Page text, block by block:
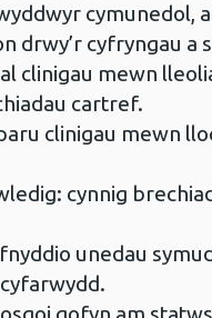
cymunedol,
drwy’r cyfryngau a
clinigau mewn
cartref.
clinigau mewn
cynnig
unedau